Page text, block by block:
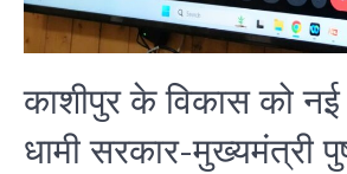
काशीपुर के विकास को नई
धामी सरकार-मुख्यमंत्री